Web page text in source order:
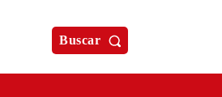
Buscar